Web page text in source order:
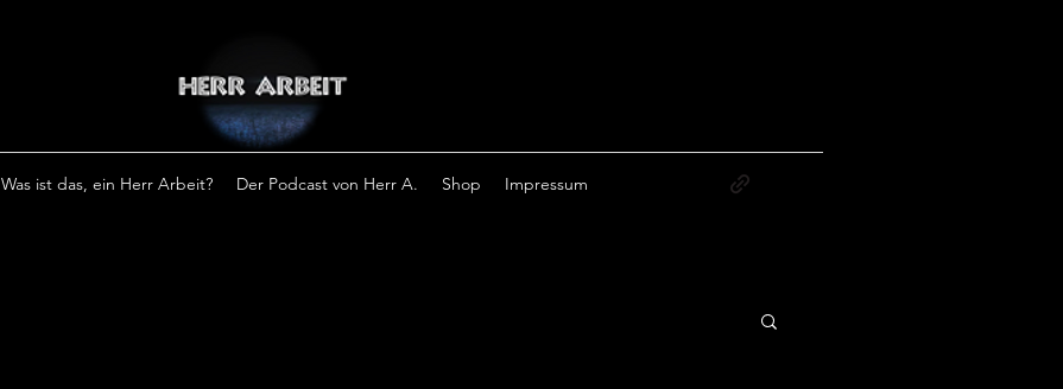
Was ist das, ein Herr Arbeit? Der Podcast von Herr A. Shop Impressum